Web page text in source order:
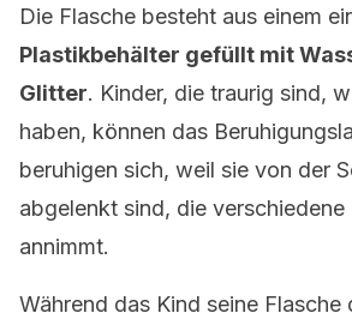
Die Flasche besteht aus einem
Plastikbehälter gefüllt mit
Glitter. Kinder, die traurig sind,
haben, können das
beruhigen sich, weil sie von der
abgelenkt sind, die verschiedene
annimmt.
Während das Kind seine Flasche